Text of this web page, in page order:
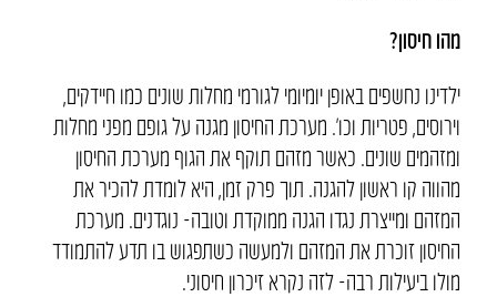
מהו חיסון?
ילדינו נחשפים באופן יומיומי לגורמי מחלות שונים כמו חיידקים,
וירוסים, פטריות וכו’. מערכת החיסון מגנה על גופם מפני מחלות
ומזהמים שונים. כאשר מזהם תוקף את הגוף מערכת החיסון
מהווה קו ראשון להגנה. תוך פרק זמן, היא לומדת להכיר את
המזהם ומייצרת נגדו הגנה ממוקדת וטובה- נוגדנים. מערכת
החיסון זוכרת את המזהם ולמעשה כשתפגוש בו תדע להתמודד
מולו ביעילות רבה- לזה נקרא זיכרון חיסוני.